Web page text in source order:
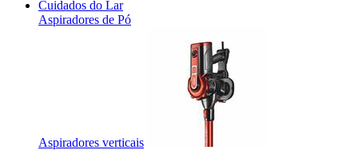
Cuidados do Lar
Aspiradores de Pó
Aspiradores verticais